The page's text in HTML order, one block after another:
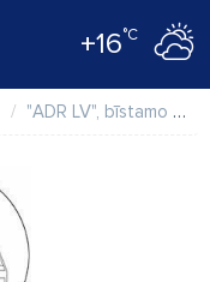
+16°C
"ADR LV", bīstamo kravu pārvadājumu mācību un konsultāciju centrs